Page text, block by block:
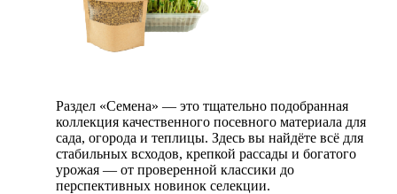
Раздел «Семена» — это тщательно подобранная
коллекция качественного посевного материала для
сада, огорода и теплицы. Здесь вы найдёте всё для
стабильных всходов, крепкой рассады и богатого
урожая — от проверенной классики до
перспективных новинок селекции.